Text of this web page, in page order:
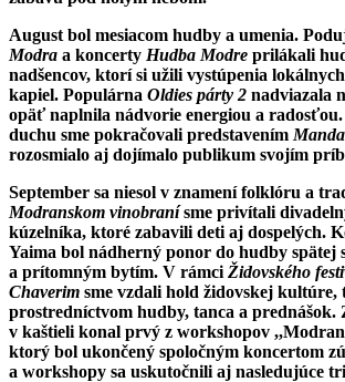
August bol mesiacom hudby a umenia.
Modra a koncerty Hudba Modre prilákali
nadšencov, ktorí si užili vystúpenia
kapiel. Populárna Oldies párty 2 nadviazala
opäť naplnila nádvorie energiou a
duchu sme pokračovali predstavením
rozosmialo aj dojímalo publikum svojím
September sa niesol v znamení folklóru a
Modranskom vinobranísme privítali
kúzelníka, ktoré zabavili deti aj dospelých.
Yaima bol nádherný ponor do hudby spätej
a prítomným bytím. V rámci Židovského
Chaverim sme vzdali hold židovskej
prostredníctvom hudby, tanca a prednášok.
v kaštieli konal prvý z workshopov
ktorý bol ukončený spoločným koncertom
a workshopy sa uskutočnili aj nasledujúce tri